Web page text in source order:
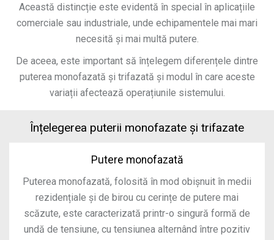
Această distincție este evidentă în special în aplicațiile
comerciale sau industriale, unde echipamentele mai mari
necesită și mai multă putere.
De aceea, este important să înțelegem diferențele dintre
puterea monofazată și trifazată și modul în care aceste
variații afectează operațiunile sistemului.
Înțelegerea puterii monofazate și trifazate
Putere monofazată
Puterea monofazată, folosită în mod obișnuit în medii
rezidențiale și de birou cu cerințe de putere mai
scăzute, este caracterizată printr-o singură formă de
undă de tensiune, cu tensiunea alternând între pozitiv